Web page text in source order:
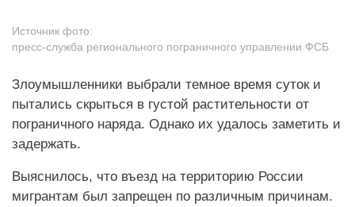
Источник фото:
пресс-служба регионального пограничного управлении ФСБ
Злоумышленники выбрали темное время суток и
пытались скрыться в густой растительности от
пограничного наряда. Однако их удалось заметить и
задержать.
Выяснилось, что въезд на территорию России
мигрантам был запрещен по различным причинам.